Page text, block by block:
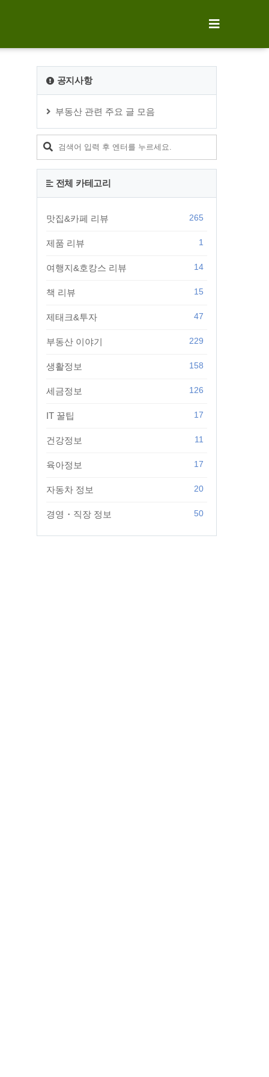
공지사항
부동산 관련 주요 글 모음
전체 카테고리
맛집&카페 리뷰 265
제품 리뷰 1
여행지&호캉스 리뷰 14
책 리뷰 15
제태크&투자 47
부동산 이야기 229
생활정보 158
세금정보 126
IT 꿀팁 17
건강정보 11
육아정보 17
자동차 정보 20
경영・직장 정보 50